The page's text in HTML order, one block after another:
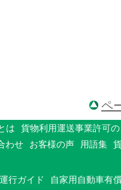
ペ
は
貨物利用運送事業許可
わせ お客様の声 用語集
行ガイド
自家用自動車有